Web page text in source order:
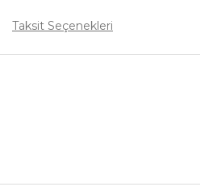
Taksit Seçenekleri